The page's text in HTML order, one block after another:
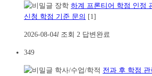
장학 하계 프론티어 학점 인정
신청 학점 기준 문의 [1]
2026-08-04l 조회 2 답변완료
349
학사/수업/학적 전과 후 학점 관